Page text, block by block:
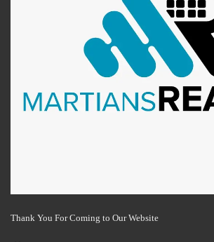
Thank You For Coming to Our Website